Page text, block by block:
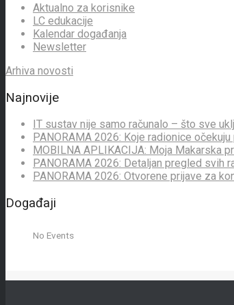
Aktualno za korisnike
LC edukacije
Kalendar događanja
Newsletter
Arhiva novosti
Najnovije
IT sustav nije samo računalo – što sve
PANORAMA 2026: Koje radionice
MOBILNA APLIKACIJA: Moja Makarska
PANORAMA 2026: Detaljan pregled svih
PANORAMA 2026: Otvorene prijave za
Događaji
No Events